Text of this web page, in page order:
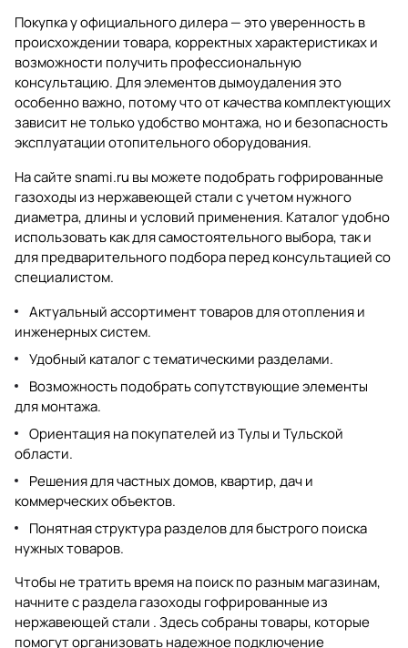
Покупка у официального дилера — это уверенность в
происхождении товара, корректных характеристиках и
возможности получить профессиональную
консультацию. Для элементов дымоудаления это
особенно важно, потому что от качества комплектующих
зависит не только удобство монтажа, но и безопасность
эксплуатации отопительного оборудования.
На сайте snami.ru вы можете подобрать гофрированные
газоходы из нержавеющей стали с учетом нужного
диаметра, длины и условий применения. Каталог удобно
использовать как для самостоятельного выбора, так и
для предварительного подбора перед консультацией со
специалистом.
Актуальный ассортимент товаров для отопления и
инженерных систем.
Удобный каталог с тематическими разделами.
Возможность подобрать сопутствующие элементы
для монтажа.
Ориентация на покупателей из Тулы и Тульской
области.
Решения для частных домов, квартир, дач и
коммерческих объектов.
Понятная структура разделов для быстрого поиска
нужных товаров.
Чтобы не тратить время на поиск по разным магазинам,
начните с разделагазоходы гофрированные из
нержавеющей стали . Здесь собраны товары, которые
помогут организовать надежное подключение